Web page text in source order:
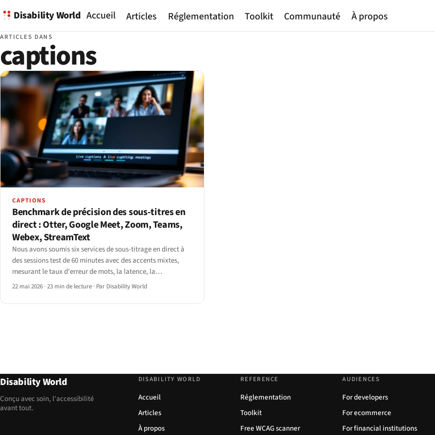
Disability World Accueil Articles Réglementation Toolkit Communauté À propos
ARTICLES DANS
captions
CAPTIONS
Benchmark de précision des sous-titres en
direct : Otter, Google Meet, Zoom, Teams,
Webex, StreamText
Nous avons soumis six services de sous-titrage en direct à
des sessions test de 60 minutes avec des accents mixtes,
mesurant le taux d'erreur de mots, la latence, la
mémorisation des noms et l'intégration AT.
22 mai 2026 ·23 min de lecture · Par Disability World
Disability World
Conçu avec soin, l'accessibilité
avant tout.
DISABILITY WORLD
Accueil
Articles
À propos
REFERENCE
Réglementation
Toolkit
Free WCAG scanner
AUDIENCES
For developers
For ecommerce
For financial institutions